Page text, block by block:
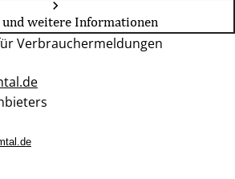
weitere Informationen
Verbrauchermeldungen